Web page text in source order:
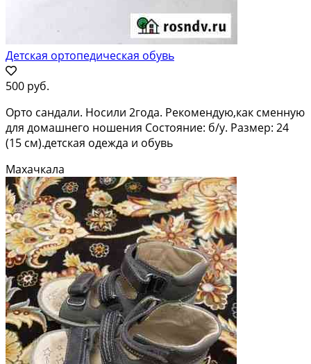
Детская ортопедическая обувь
500 руб.
Орто сандали. Носили 2года. Рекомендую,как сменную
для домашнего ношения Состояние: б/у. Размер: 24
(15 см).детская одежда и обувь
Махачкала